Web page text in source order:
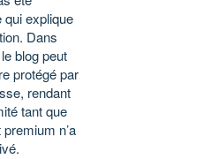
qui explique
Dans
blog peut
protégé par
rendant
tant que
premium n’a